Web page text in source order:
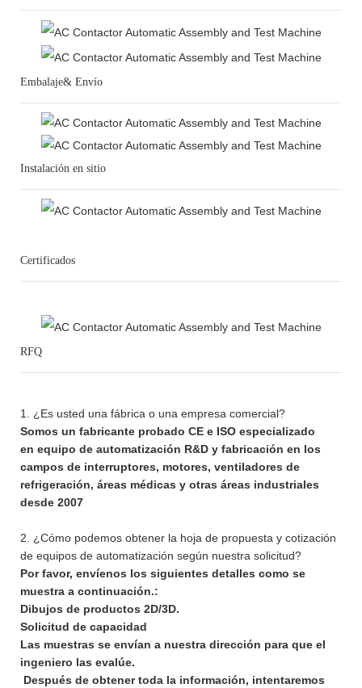
Embalaje& Envío
Instalación en sitio
Certificados
RFQ
1. ¿Es usted una fábrica o una empresa comercial?
Somos un fabricante probado CE e ISO especializado
en equipo de automatización R&D y fabricación en los
campos de interruptores, motores, ventiladores de
refrigeración, áreas médicas y otras áreas industriales
desde 2007
2. ¿Cómo podemos obtener la hoja de propuesta y cotización
de equipos de automatización según nuestra solicitud?
Por favor, envíenos los siguientes detalles como se
muestra a continuación.:
Dibujos de productos 2D/3D.
Solicitud de capacidad
Las muestras se envían a nuestra dirección para que el
ingeniero las evalúe.
Después de obtener toda la información, intentaremos